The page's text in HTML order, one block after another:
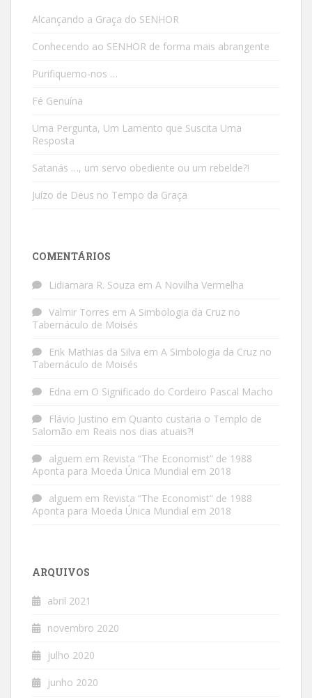
Alcançando a Graça do SENHOR
Conhecendo ao SENHOR de forma mais abrangente
Purifiquemo-nos …
Fé Genuína
Uma Pergunta, Um Lamento que Suscita Uma
Resposta
Satanás …, um servo obediente ou um rebelde?!
Juízo de Deus no Tempo da Graça
COMENTÁRIOS
Lidiamara R. Souza em A Novilha Vermelha
Valmir Torres em A Simbologia da Cruz no
Tabernáculo de Moisés
Erik Mathias da Silva em A Simbologia da Cruz no
Tabernáculo de Moisés
Edna em O Significado do Cordeiro Pascal Macho
Flávio Justino em Quanto custaria o Templo de
Salomão em Reais nos dias atuais?!
alguem em Revista “The Economist” de 1988
Aponta para Moeda Única Mundial em 2018
alguem em Revista “The Economist” de 1988
Aponta para Moeda Única Mundial em 2018
ARQUIVOS
abril 2021
novembro 2020
julho 2020
junho 2020